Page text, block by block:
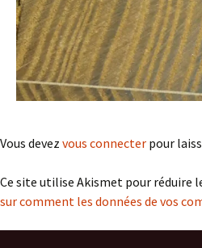
Vous devez vous connecter pour
Ce site utilise Akismet pour réduire
sur comment les données de vos